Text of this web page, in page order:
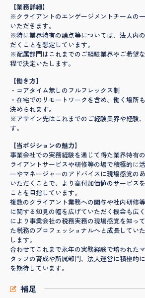
【業務詳細】
※クライアントのエンゲージメントチームの
いただきます。
※特に業界特有の論点等については、法人内
だくことを想定しています。
※配属部門はこれまでのご経験業界やご希望
程で決定いたします。
【働き方】
・コアタイム無しのフルフレックス制
・在宅でのリモートワークを含め、働く場所
決められます。
※アサイン先はこれまでのご経験業界や経験
す。
【当ポジションの魅力】
事業会社での実務経験を通じて得た業界特有
ライアントサービスや研修等の場で積極的に
ーやマネージャーのアドバイスに現場感覚の
いただくことで、より高付加価値のサービス
ことを目指しています。
複数のクライアント業務への関与や社内研修
に関する知見の幅を広げていただく機会も広
により事業会社の税務実務の現場感覚を知っ
た税務のプロフェッショナルへと成長してい
します。
合わせてこれまで永年の実務経験で培われた
タッフの育成や所属部門、法人運営に積極的
を期待しています。
補足